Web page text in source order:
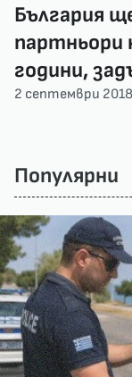
България
партньори
години,
2 септември 2018
Популярни